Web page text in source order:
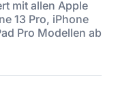
mit allen Apple
13 Pro, iPhone
Pro Modellen ab